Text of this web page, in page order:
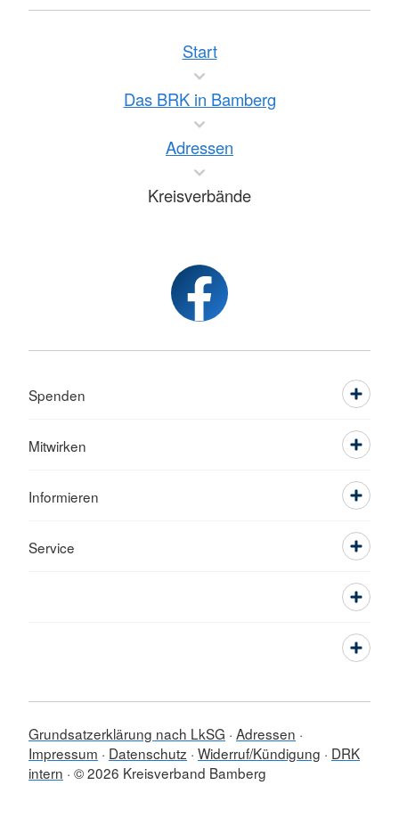
Start
Das BRK in Bamberg
Adressen
Kreisverbände
Spenden
Mitwirken
Informieren
Service
Grundsatzerklärung nach LkSG Adressen
Impressum
Datenschutz Widerruf/Kündigung
DRK
intern © 2026 Kreisverband Bamberg